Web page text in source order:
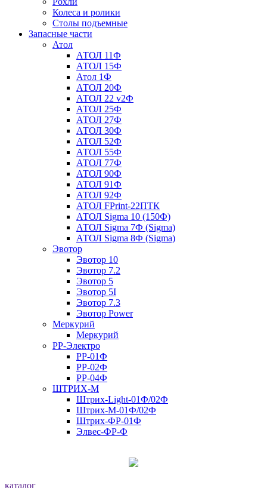
Колеса и ролики
Столы подъемные
Запасные части
Атол
АТОЛ 11Ф
АТОЛ 15Ф
Атол 1Ф
АТОЛ 20Ф
АТОЛ 22 v2Ф
АТОЛ 25Ф
АТОЛ 27Ф
АТОЛ 30Ф
АТОЛ 52Ф
АТОЛ 55Ф
АТОЛ 77Ф
АТОЛ 90Ф
АТОЛ 91Ф
АТОЛ 92Ф
АТОЛ FPrint-22ПТК
АТОЛ Sigma 10 (150Ф)
АТОЛ Sigma 7Ф (Sigma)
АТОЛ Sigma 8Ф (Sigma)
Эвотор
Эвотор 10
Эвотор 7.2
Эвотор 5
Эвотор 5I
Эвотор 7.3
Эвотор Power
Меркурий
Меркурий
РР-Электро
РР-01Ф
РР-02Ф
РР-04Ф
ШТРИХ-М
Штрих-Light-01Ф/02Ф
Штрих-М-01Ф/02Ф
Штрих-ФР-01Ф
Элвес-ФР-Ф
каталог